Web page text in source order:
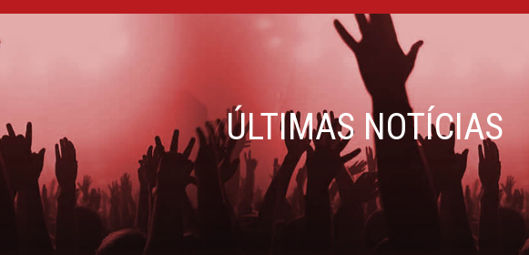
ÚLTIMAS NOTÍCIAS